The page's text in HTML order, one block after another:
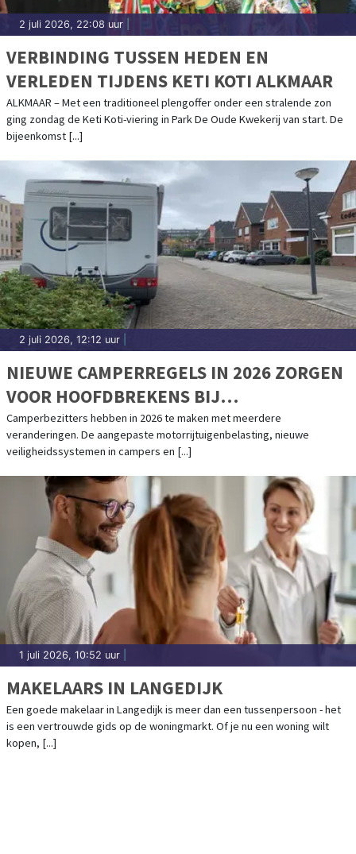
2 juli 2026, 22:08 uur
VERBINDING TUSSEN HEDEN EN
VERLEDEN TIJDENS KETI KOTI ALKMAAR
ALKMAAR – Met een traditioneel plengoffer onder een stralende zon
ging zondag de Keti Koti-viering in Park De Oude Kwekerij van start. De
bijeenkomst [...]
2 juli 2026, 12:12 uur
NIEUWE CAMPERREGELS IN 2026 ZORGEN
VOOR HOOFDBREKENS BIJ
CAMPERBEZITTERS
Camperbezitters hebben in 2026 te maken met meerdere
veranderingen. De aangepaste motorrijtuigenbelasting, nieuwe
veiligheidssystemen in campers en [...]
1 juli 2026, 10:52 uur
MAKELAARS IN LANGEDIJK
Een goede makelaar in Langedijk is meer dan een tussenpersoon - het
is een vertrouwde gids op de woningmarkt. Of je nu een woning wilt
kopen, [...]